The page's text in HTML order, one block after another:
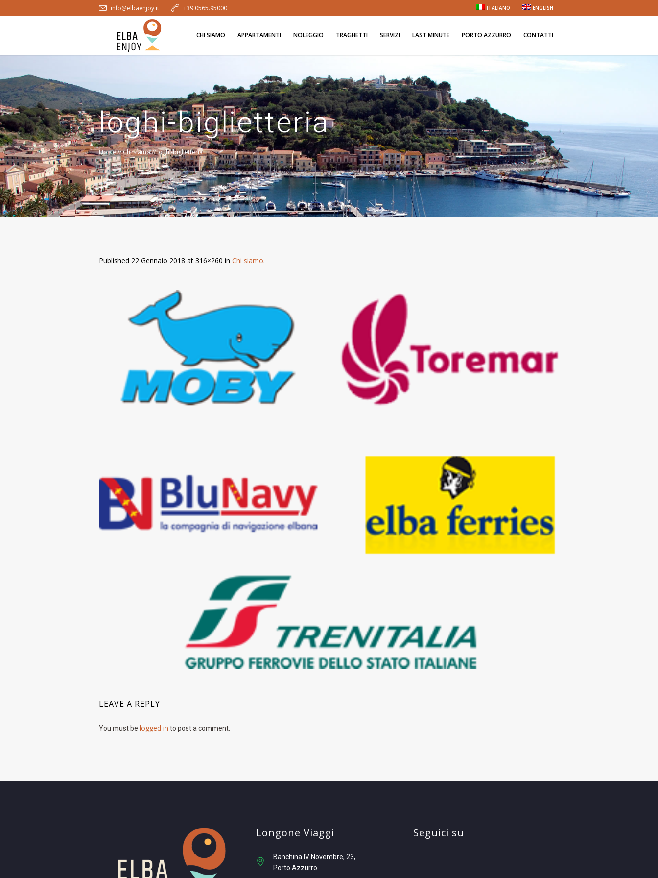
ITALIANO ENGLISH
info@elbaenjoy.it +39.0565.95000
CHI SIAMO APPARTAMENTI NOLEGGIO TRAGHETTI SERVIZI LAST MINUTE PORTO AZZURRO CONTATTI
loghi-biglietteria
Home//Chi siamo//loghi-biglietteria
Published 22 Gennaio 2018 at 316×260 in Chi siamo.
LEAVE A REPLY
You must be logged in to post a comment.
Longone Viaggi
Banchina IV Novembre, 23
Porto Azzurro
Seguici su